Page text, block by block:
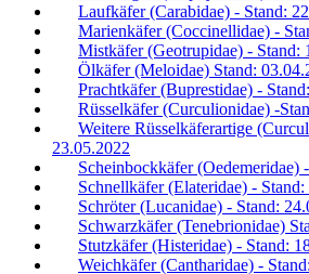
Laufkäfer (Carabidae) - Stand:
Marienkäfer (Coccinellidae) -
Mistkäfer (Geotrupidae) - Stand:
Ölkäfer (Meloidae) Stand:
Prachtkäfer (Buprestidae) -
Rüsselkäfer (Curculionidae) -
Weitere Rüsselkäferartige
23.05.2022
Scheinbockkäfer (Oedemeridae)
Schnellkäfer (Elateridae) -
Schröter (Lucanidae) - Stand:
Schwarzkäfer (Tenebrionidae)
Stutzkäfer (Histeridae) - Stand:
Weichkäfer (Cantharidae) -